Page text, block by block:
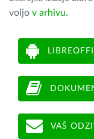
voljo v arhivu.
VAŠ